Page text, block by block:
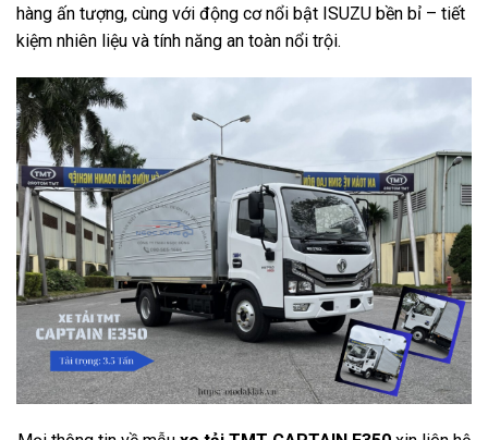
hàng ấn tượng, cùng với động cơ nổi bật ISUZU bền bỉ – tiết
kiệm nhiên liệu và tính năng an toàn nổi trội.